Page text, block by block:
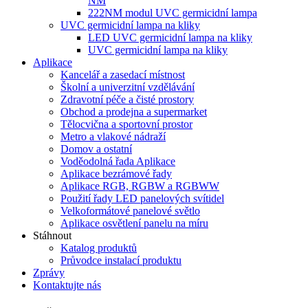
222NM modul UVC germicidní lampa
UVC germicidní lampa na kliky
LED UVC germicidní lampa na kliky
UVC germicidní lampa na kliky
Aplikace
Kancelář a zasedací místnost
Školní a univerzitní vzdělávání
Zdravotní péče a čisté prostory
Obchod a prodejna a supermarket
Tělocvična a sportovní prostor
Metro a vlakové nádraží
Domov a ostatní
Voděodolná řada Aplikace
Aplikace bezrámové řady
Aplikace RGB, RGBW a RGBWW
Použití řady LED panelových svítidel
Velkoformátové panelové světlo
Aplikace osvětlení panelu na míru
Stáhnout
Katalog produktů
Průvodce instalací produktu
Zprávy
Kontaktujte nás